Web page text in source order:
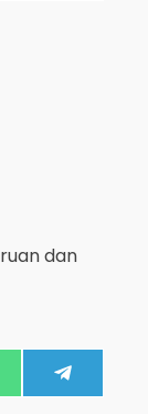
dan
on